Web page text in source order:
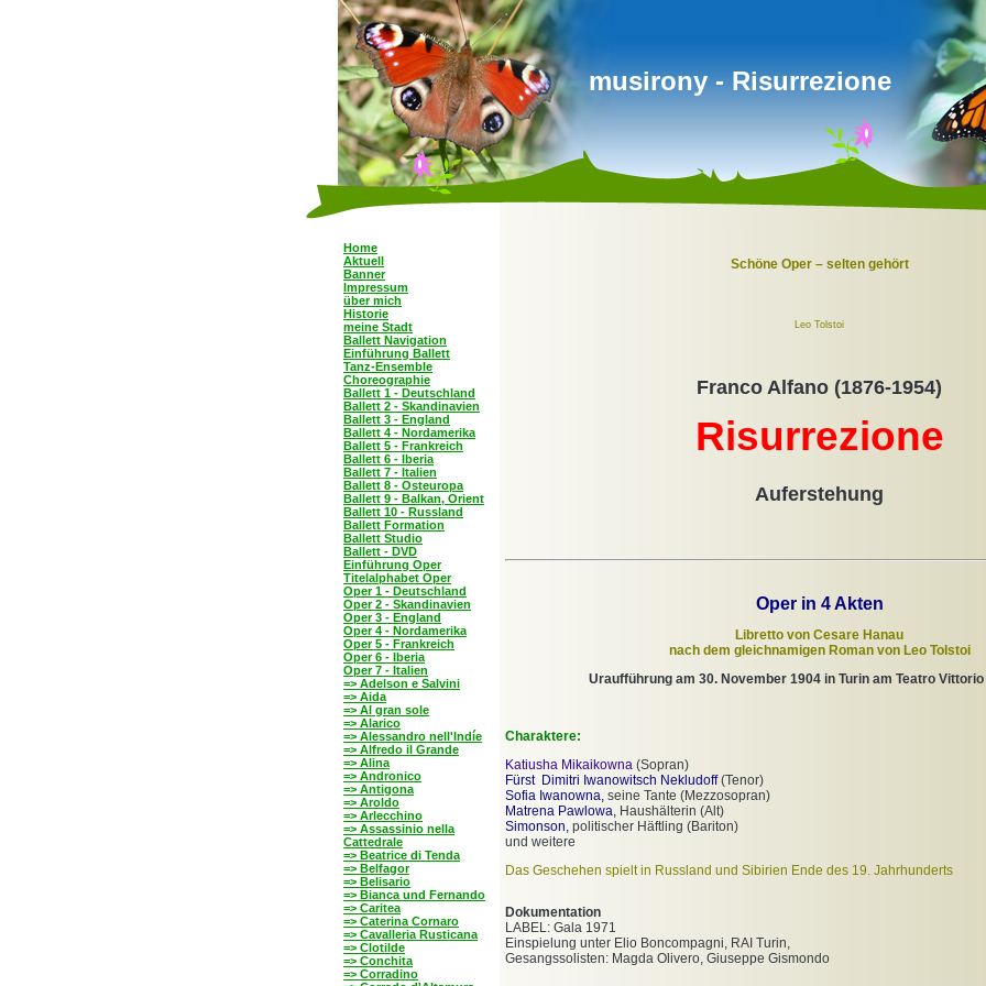
musirony - Risurrezione
Home
Aktuell
Banner
Impressum
über mich
Historie
meine Stadt
Ballett Navigation
Einführung Ballett
Tanz-Ensemble
Choreographie
Ballett 1 - Deutschland
Ballett 2 - Skandinavien
Ballett 3 - England
Ballett 4 - Nordamerika
Ballett 5 - Frankreich
Ballett 6 - Iberia
Ballett 7 - Italien
Ballett 8 - Osteuropa
Ballett 9 - Balkan, Orient
Ballett 10 - Russland
Ballett Formation
Ballett Studio
Ballett - DVD
Einführung Oper
Titelalphabet Oper
Oper 1 - Deutschland
Oper 2 - Skandinavien
Oper 3 - England
Oper 4 - Nordamerika
Oper 5 - Frankreich
Oper 6 - Iberia
Oper 7 - Italien
=> Adelson e Salvini
=> Aida
=> Al gran sole
=> Alarico
=> Alessandro nell'Indíe
=> Alfredo il Grande
=> Alina
=> Andronico
=> Antigona
=> Aroldo
=> Arlecchino
=> Assassinio nella
Cattedrale
=> Beatrice di Tenda
=> Belfagor
=> Belisario
=> Bianca und Fernando
=> Caritea
=> Caterina Cornaro
=> Cavalleria Rusticana
=> Clotilde
=> Conchita
=> Corradino
Schöne Oper – selten gehört
Leo Tolstoi
Franco Alfano (1876-1954)
Risurrezione
Auferstehung
Oper in 4 Akten
Libretto von Cesare Hanau
nach dem gleichnamigen Roman von Leo Tolstoi
Uraufführung am 30. November 1904 in Turin am Teatro
Charaktere:
Katiusha Mikaikowna (Sopran)
Fürst Dimitri Iwanowitsch Nekludoff(Tenor)
Sofia Iwanowna, seine Tante (Mezzosopran)
Matrena Pawlowa, Haushälterin (Alt)
Simonson, politischer Häftling (Bariton)
und weitere
Das Geschehen spielt in Russland und Sibirien Ende des 19. Jahrhunderts
Dokumentation
LABEL: Gala 1971
Einspielung unter Elio Boncompagni, RAI Turin,
Gesangssolisten: Magda Olivero, Giuseppe Gismondo